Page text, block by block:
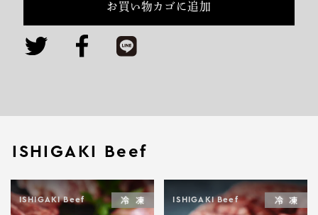
す
き
個
お買い物カゴに追加
ISHIGAKI Beef
ISHIGAKI Beef 冷凍 ISHIGAKI Beef 冷凍